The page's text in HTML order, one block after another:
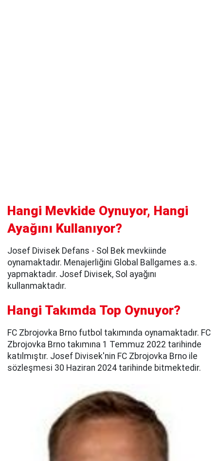
Hangi Mevkide Oynuyor, Hangi
Ayağını Kullanıyor?
Josef Divisek Defans - Sol Bek mevkiinde
oynamaktadır. Menajerliğini Global Ballgames a.s.
yapmaktadır. Josef Divisek, Sol ayağını
kullanmaktadır.
Hangi Takımda Top Oynuyor?
FC Zbrojovka Brno futbol takımında oynamaktadır. FC
Zbrojovka Brno takımına 1 Temmuz 2022 tarihinde
katılmıştır. Josef Divisek'nin FC Zbrojovka Brno ile
sözleşmesi 30 Haziran 2024 tarihinde bitmektedir.